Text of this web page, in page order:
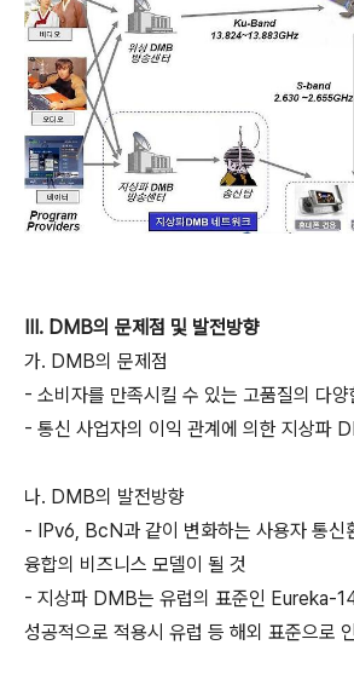
III. DMB의 문제점 및 발전방향
가. DMB의 문제점
- 소비자를 만족시킬 수 있는 고품질의 다
- 통신 사업자의 이익 관계에 의한 지상파
나. DMB의 발전방향
- IPv6, BcN과 같이 변화하는 사용자 통신
융합의 비즈니스 모델이 될 것
- 지상파 DMB는 유럽의 표준인 Eureka-
성공적으로 적용시 유럽 등 해외 표준으로